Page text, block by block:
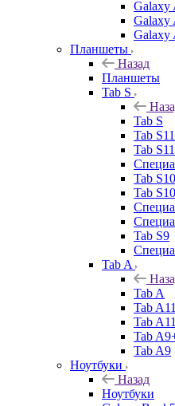
Galaxy
Galaxy
Galaxy
Планшеты
Назад
Планшеты
Tab S
Tab S
Tab
Tab S11
Tab
Tab
Tab S9
Tab A
Tab A
Tab
Tab A11
Tab
Tab A9
Ноутбуки
Назад
Ноутбуки